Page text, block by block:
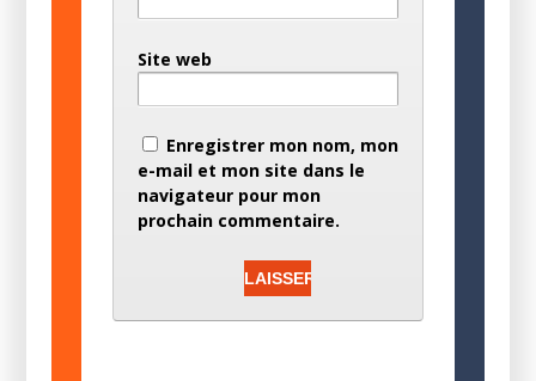
Site web
Enregistrer mon nom, mon
e-mail et mon site dans le
navigateur pour mon
prochain commentaire.